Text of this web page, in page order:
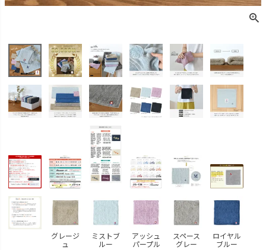
グレージ
ュ
ミストブ
ルー
アッシュ
パープル
スペース
グレー
ロイヤル
ブルー